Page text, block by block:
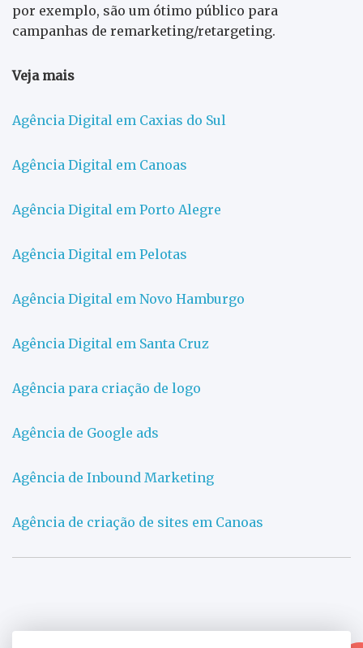
por exemplo, são um ótimo público para
campanhas de remarketing/retargeting.
Veja mais
Agência Digital em Caxias do Sul
Agência Digital em Canoas
Agência Digital em Porto Alegre
Agência Digital em Pelotas
Agência Digital em Novo Hamburgo
Agência Digital em Santa Cruz
Agência para criação de logo
Agência de Google ads
Agência de Inbound Marketing
Agência de criação de sites em Canoas